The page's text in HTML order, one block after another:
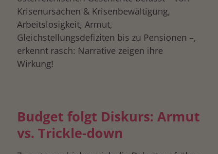
Krisenursachen & Krisenbewältigung,
Arbeitslosigkeit, Armut,
Gleichstellungsdefiziten bis zu Pensionen –,
erkennt rasch: Narrative zeigen ihre
Wirkung!
Budget folgt Diskurs: Armut
vs. Trickle-down